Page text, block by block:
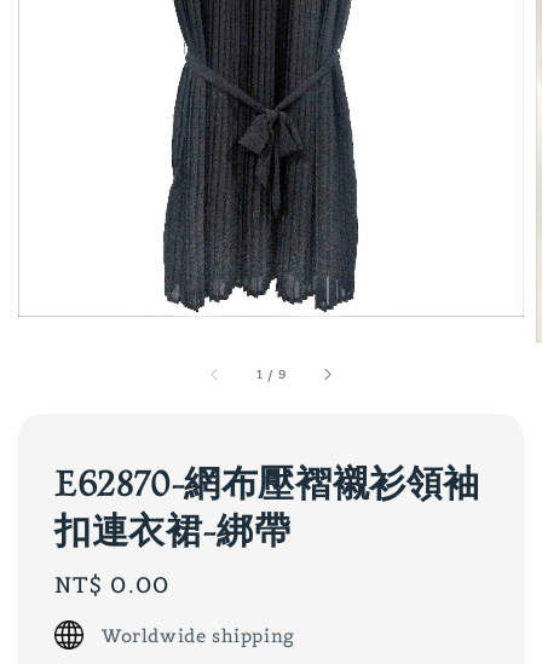
1 / 9
E62870-網布壓褶襯衫領袖
扣連衣裙-綁帶
Regular
price
NT$ 0.00
Worldwide shipping